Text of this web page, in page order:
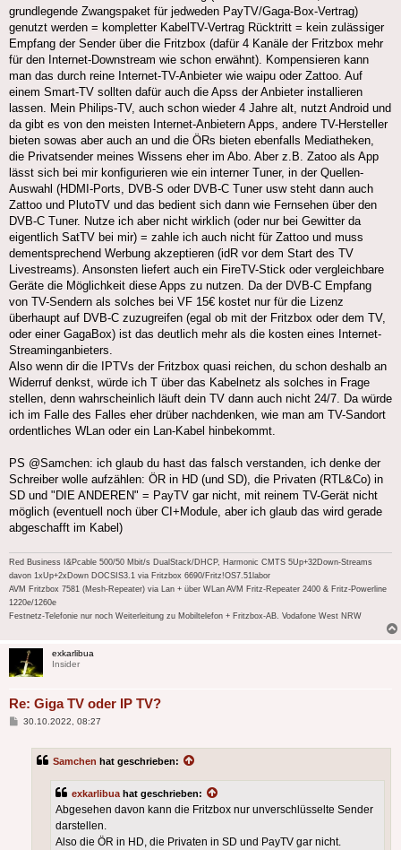
grundlegende Zwangspaket für jedweden PayTV/Gaga-Box-Vertrag)
genutzt werden = kompletter KabelTV-Vertrag Rücktritt = kein zulässiger
Empfang der Sender über die Fritzbox (dafür 4 Kanäle der Fritzbox mehr
für den Internet-Downstream wie schon erwähnt). Kompensieren kann
man das durch reine Internet-TV-Anbieter wie waipu oder Zattoo. Auf
einem Smart-TV sollten dafür auch die Apss der Anbieter installieren
lassen. Mein Philips-TV, auch schon wieder 4 Jahre alt, nutzt Android und
da gibt es von den meisten Internet-Anbietern Apps, andere TV-Hersteller
bieten sowas aber auch an und die ÖRs bieten ebenfalls Mediatheken,
die Privatsender meines Wissens eher im Abo. Aber z.B. Zatoo als App
lässt sich bei mir konfigurieren wie ein interner Tuner, in der Quellen-
Auswahl (HDMI-Ports, DVB-S oder DVB-C Tuner usw steht dann auch
Zattoo und PlutoTV und das bedient sich dann wie Fernsehen über den
DVB-C Tuner. Nutze ich aber nicht wirklich (oder nur bei Gewitter da
eigentlich SatTV bei mir) = zahle ich auch nicht für Zattoo und muss
dementsprechend Werbung akzeptieren (idR vor dem Start des TV
Livestreams). Ansonsten liefert auch ein FireTV-Stick oder vergleichbare
Geräte die Möglichkeit diese Apps zu nutzen. Da der DVB-C Empfang
von TV-Sendern als solches bei VF 15€ kostet nur für die Lizenz
überhaupt auf DVB-C zuzugreifen (egal ob mit der Fritzbox oder dem TV,
oder einer GagaBox) ist das deutlich mehr als die kosten eines Internet-
Streaminganbieters.
Also wenn dir die IPTVs der Fritzbox quasi reichen, du schon deshalb an
Widerruf denkst, würde ich T über das Kabelnetz als solches in Frage
stellen, denn wahrscheinlich läuft dein TV dann auch nicht 24/7. Da würde
ich im Falle des Falles eher drüber nachdenken, wie man am TV-Sandort
ordentliches WLan oder ein Lan-Kabel hinbekommt.
PS @Samchen: ich glaub du hast das falsch verstanden, ich denke der
Schreiber wolle aufzählen: ÖR in HD (und SD), die Privaten (RTL&Co) in
SD und "DIE ANDEREN" = PayTV gar nicht, mit reinem TV-Gerät nicht
möglich (eventuell noch über CI+Module, aber ich glaub das wird gerade
abgeschafft im Kabel)
Red Business I&Pcable 500/50 Mbit/s DualStack/DHCP, Harmonic CMTS 5Up+32Down-Streams
davon 1xUp+2xDown DOCSIS3.1 via Fritzbox 6690/Fritz!OS7.51labor
AVM Fritzbox 7581 (Mesh-Repeater) via Lan + über WLan AVM Fritz-Repeater 2400 & Fritz-Powerline
1220e/1260e
Festnetz-Telefonie nur noch Weiterleitung zu Mobiltelefon + Fritzbox-AB. Vodafone West NRW
exkarlibua
Insider
Re: Giga TV oder IP TV?
Beitrag
30.10.2022, 08:27
Samchen hat geschrieben:
exkarlibua hat geschrieben:
Abgesehen davon kann die Fritzbox nur unverschlüsselte Sender
darstellen.
Also die ÖR in HD, die Privaten in SD und PayTV gar nicht.